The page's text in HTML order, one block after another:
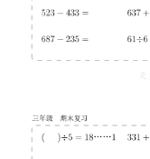
童
国
学
儿